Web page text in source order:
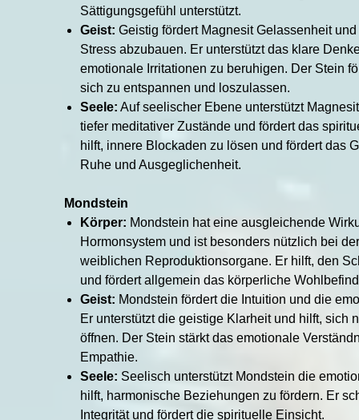
Sättigungsgefühl unterstützt.
Geist: Geistig fördert Magnesit Gelassenheit
Stress abzubauen. Er unterstützt das klare
emotionale Irritationen zu beruhigen. Der Stein
sich zu entspannen und loszulassen.
Seele: Auf seelischer Ebene unterstützt
tiefer meditativer Zustände und fördert das
hilft, innere Blockaden zu lösen und fördert das
Ruhe und Ausgeglichenheit.
Mondstein
Körper: Mondstein hat eine ausgleichende
Hormonsystem und ist besonders nützlich bei
weiblichen Reproduktionsorgane. Er hilft, den
und fördert allgemein das körperliche
Geist: Mondstein fördert die Intuition und die
Er unterstützt die geistige Klarheit und hilft, sich
öffnen. Der Stein stärkt das emotionale
Empathie.
Seele: Seelisch unterstützt Mondstein die
hilft, harmonische Beziehungen zu fördern. Er
Integrität und fördert die spirituelle Einsicht.